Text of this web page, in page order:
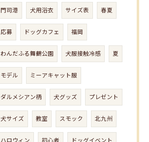
門司港 犬用浴衣 サイズ表 春夏
応募 ドッグカフェ 福岡
わんだふる舞鶴公園 犬服接触冷感 夏
モデル ミーアキャット服
ダルメシアン柄 犬グッズ プレゼント
犬サイズ 教室 スモック 北九州